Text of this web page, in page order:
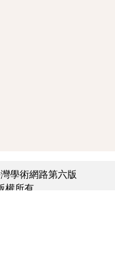
學術網路第六版
權所有